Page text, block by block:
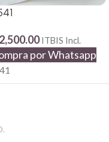
2,500.00 ITBIS Incl.
por Whatsapp